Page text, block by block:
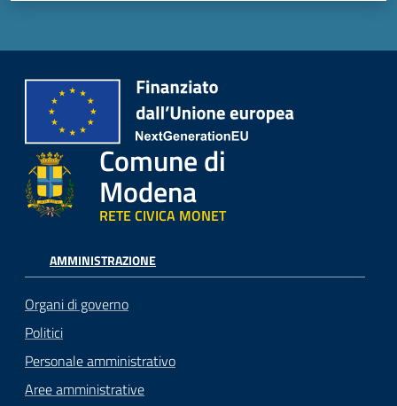
Comune di
Modena
RETE CIVICA MONET
AMMINISTRAZIONE
Organi di governo
Politici
Personale amministrativo
Aree amministrative